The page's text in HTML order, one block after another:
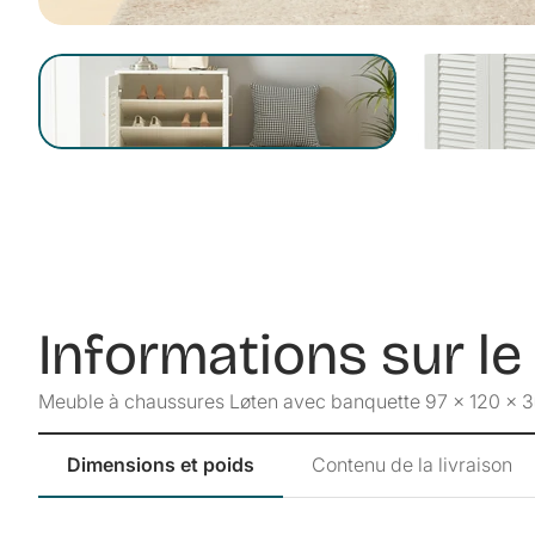
Informations sur
Meuble à chaussures Løten avec banquette 97 x 120 x
Dimensions et poids Contenu de la livraison